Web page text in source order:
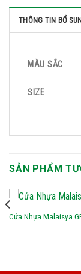
THÔNG TIN BỔ
MÀU SẮC
SIZE
SẢN PHẨM
Cửa Nhựa Malaisya